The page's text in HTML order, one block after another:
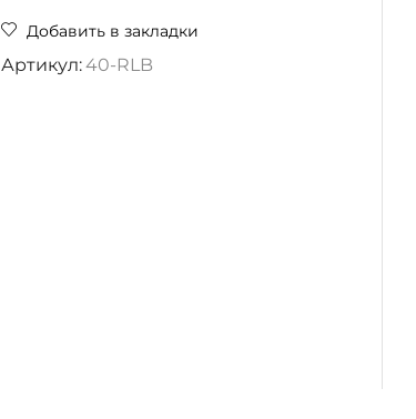
Добавить в закладки
Артикул:40-RLB